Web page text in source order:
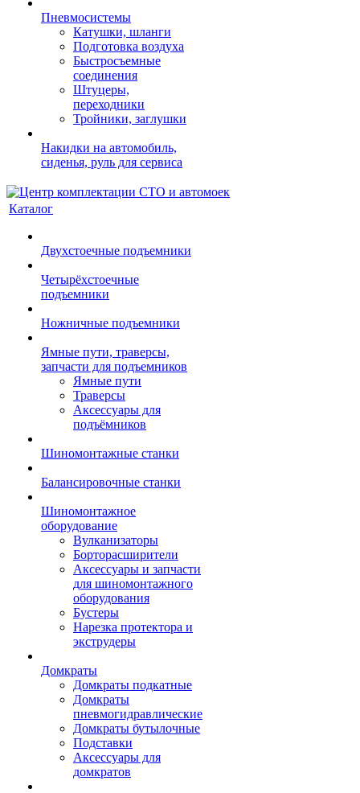
Пневмосистемы
Катушки, шланги
Подготовка воздуха
Быстросъемные
соединения
Штуцеры,
переходники
Тройники, заглушки
Накидки на автомобиль,
сиденья, руль для сервиса
Каталог
Двухстоечные подъемники
Четырёхстоечные
подъемники
Ножничные подъемники
Ямные пути, траверсы,
запчасти для подъемников
Ямные пути
Траверсы
Аксессуары для
подъёмников
Шиномонтажные станки
Балансировочные станки
Шиномонтажное
оборудование
Вулканизаторы
Борторасширители
Аксессуары и запчасти
для шиномонтажного
оборудования
Бустеры
Нарезка протектора и
экструдеры
Домкраты
Домкраты подкатные
Домкраты
пневмогидравлические
Домкраты бутылочные
Подставки
Аксессуары для
домкратов